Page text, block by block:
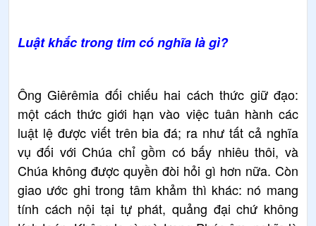
Luật khắc trong tim có nghĩa là gì?
Ông Giêrêmia đối chiếu hai cách thức giữ đạo:
một cách thức giới hạn vào việc tuân hành các
luật lệ được viết trên bia đá; ra như tất cả nghĩa
vụ đối với Chúa chỉ gồm có bấy nhiêu thôi, và
Chúa không được quyền đòi hỏi gì hơn nữa. Còn
giao ước ghi trong tâm khảm thì khác: nó mang
tính cách nội tại tự phát, quảng đại chứ không